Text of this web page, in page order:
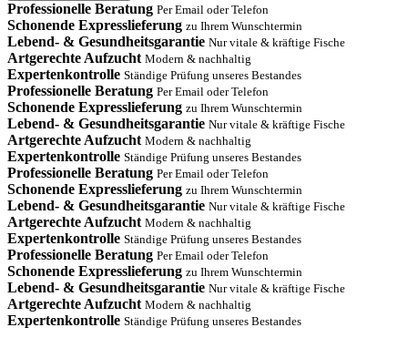
Professionelle Beratung Per Email oder Telefon
Schonende Expresslieferung zu Ihrem Wunschtermin
Lebend- & Gesundheitsgarantie Nur vitale & kräftige Fische
Artgerechte Aufzucht Modern & nachhaltig
Expertenkontrolle Ständige Prüfung unseres Bestandes
Professionelle Beratung Per Email oder Telefon
Schonende Expresslieferung zu Ihrem Wunschtermin
Lebend- & Gesundheitsgarantie Nur vitale & kräftige Fische
Artgerechte Aufzucht Modern & nachhaltig
Expertenkontrolle Ständige Prüfung unseres Bestandes
Professionelle Beratung Per Email oder Telefon
Schonende Expresslieferung zu Ihrem Wunschtermin
Lebend- & Gesundheitsgarantie Nur vitale & kräftige Fische
Artgerechte Aufzucht Modern & nachhaltig
Expertenkontrolle Ständige Prüfung unseres Bestandes
Professionelle Beratung Per Email oder Telefon
Schonende Expresslieferung zu Ihrem Wunschtermin
Lebend- & Gesundheitsgarantie Nur vitale & kräftige Fische
Artgerechte Aufzucht Modern & nachhaltig
Expertenkontrolle Ständige Prüfung unseres Bestandes